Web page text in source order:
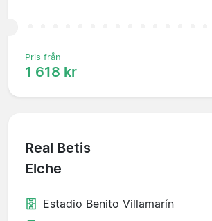
Pris från
1 618 kr
Real Betis
Elche
Estadio Benito Villamarín